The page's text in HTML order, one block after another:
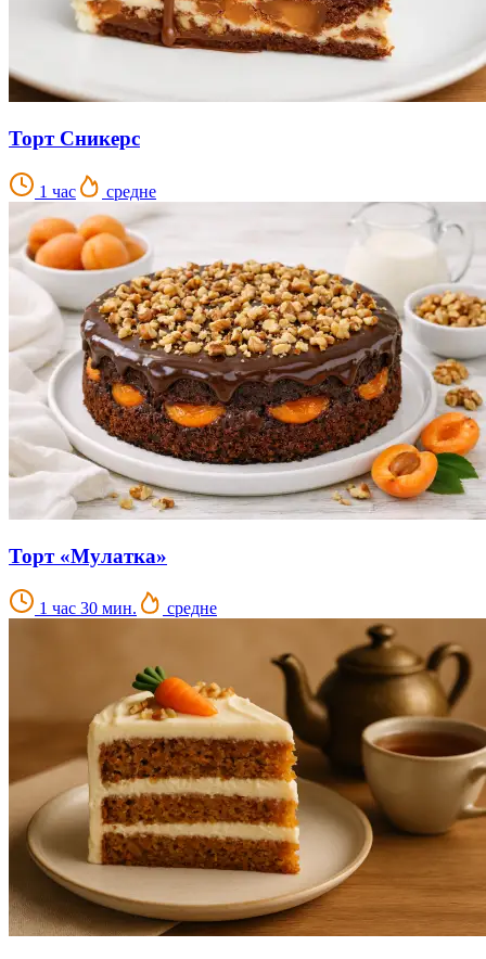
Торт Сникерс
1 час средне
Торт «Мулатка»
1 час 30 мин. средне